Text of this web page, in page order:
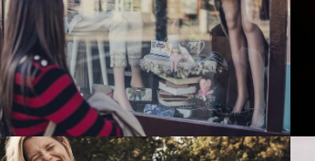
Развитие и поддержка
интернет-витрины StepClub
Смотреть проект